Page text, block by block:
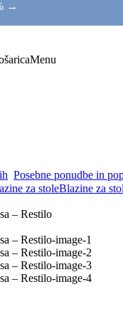
→
Menu
Posebne ponudbe in
za stoleBlazine za